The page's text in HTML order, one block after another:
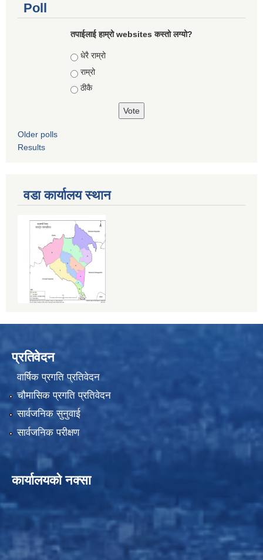
Poll
तपाईलाई हाम्रो websites कस्तो लग्यो?
Choices
धेरै राम्रो
राम्रो
ठीकै
Older polls
Results
वडा कार्यालय स्थान
प्रतिवेदन
वार्षिक प्रगति प्रतिवेदन
चौमासिक प्रगति प्रतिवेदन
सार्वजनिक सुनुवाई
सार्वजनिक परीक्षण
कार्यालयको नक्सा